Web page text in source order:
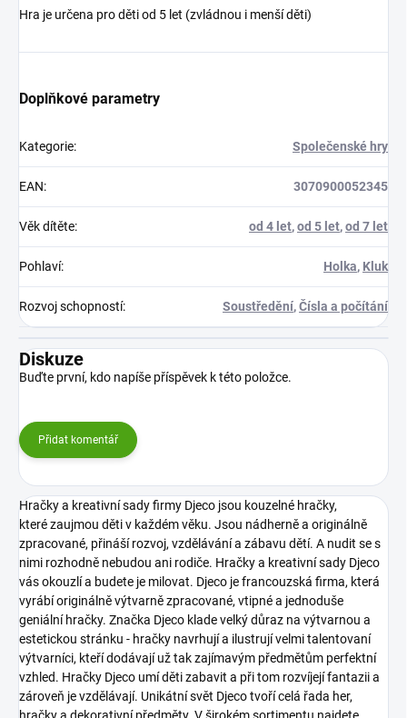
Hra je určena pro děti od 5 let (zvládnou i menší děti)
Doplňkové parametry
Kategorie: Společenské hry
EAN: 3070900052345
Věk dítěte: od 4 let,od 5 let,od 7 let
Pohlaví: Holka, Kluk
Rozvoj schopností: Soustředění,Čísla a počítání
Diskuze
Buďte první, kdo napíše příspěvek k této položce.
Přidat komentář
Hračky a kreativní sady firmy Djeco jsou kouzelné hračky,
které zaujmou děti v každém věku. Jsou nádherně a originálně
zpracované, přináší rozvoj, vzdělávání a zábavu dětí. A nudit se s
nimi rozhodně nebudou ani rodiče. Hračky a kreativní sady Djeco
vás okouzlí a budete je milovat. Djeco je francouzská firma, která
vyrábí originálně výtvarně zpracované, vtipné a jednoduše
geniální hračky. Značka Djeco klade velký důraz na výtvarnou a
estetickou stránku - hračky navrhují a ilustrují velmi talentovaní
výtvarníci, kteří dodávají už tak zajímavým předmětům perfektní
vzhled. Hračky Djeco umí děti zabavit a při tom rozvíjejí fantazii a
zároveň je vzdělávají. Unikátní svět Djeco tvoří celá řada her,